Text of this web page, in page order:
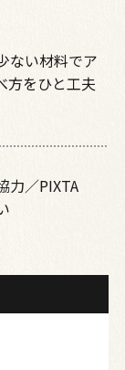
ない材料でア
方をひと工夫
力／PIXTA